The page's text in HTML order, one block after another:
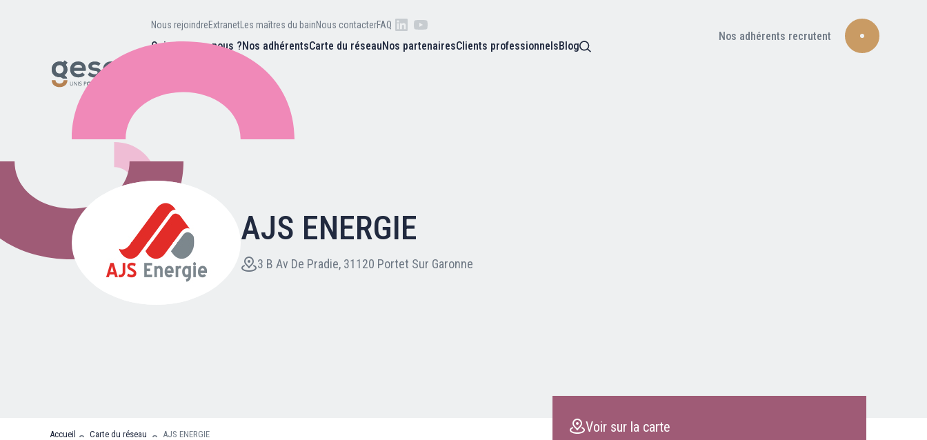
Nous rejoindreExtranet Les maîtres du bainNous contacterFAQ
Qui sommes-nous ?
Nos missions
Valeurs et raison
Nos adhérentsCarte du réseauNos partenairesClients professionnelsBlog
Nos adhérents recrutent
Carte du réseau
Nous rejoindre
Extranet
Les maîtres du bain
Recherche
AJS ENERGIE
3 B Av De Pradie, 31120 Portet Sur Garonne
Accueil Carte du réseau AJS ENERGIE
Voir sur la carte